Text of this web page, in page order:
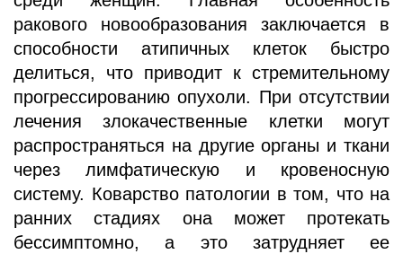
ракового новообразования заключается в
способности атипичных клеток быстро
делиться, что приводит к стремительному
прогрессированию опухоли. При отсутствии
лечения злокачественные клетки могут
распространяться на другие органы и ткани
через лимфатическую и кровеносную
систему. Коварство патологии в том, что на
ранних стадиях она может протекать
бессимптомно, а это затрудняет ее